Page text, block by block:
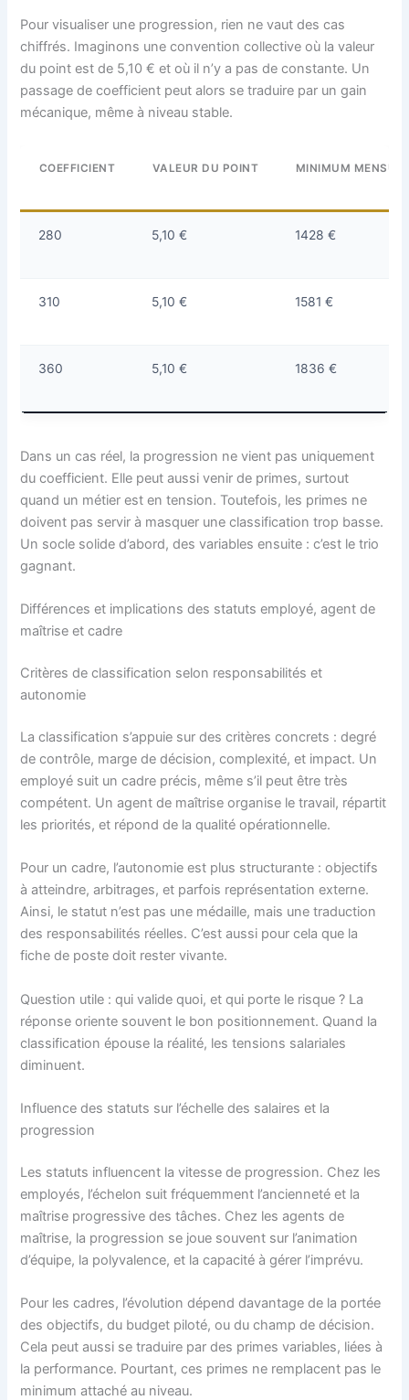
Pour visualiser une progression, rien ne vaut des cas
chiffrés. Imaginons une convention collective où la valeur
du point est de 5,10 € et où il n’y a pas de constante. Un
passage de coefficient peut alors se traduire par un gain
mécanique, même à niveau stable.
COEFFICIENT VALEUR DU POINT MINIMUM
280 5,10 € 1428 €
310 5,10 € 1581 €
360 5,10 € 1836 €
Dans un cas réel, la progression ne vient pas uniquement
du coefficient. Elle peut aussi venir de primes, surtout
quand un métier est en tension. Toutefois, les primes ne
doivent pas servir à masquer une classification trop basse.
Un socle solide d’abord, des variables ensuite : c’est le trio
gagnant.
Différences et implications des statuts employé, agent de
maîtrise et cadre
Critères de classification selon responsabilités et
autonomie
La classification s’appuie sur des critères concrets : degré
de contrôle, marge de décision, complexité, et impact. Un
employé suit un cadre précis, même s’il peut être très
compétent. Un agent de maîtrise organise le travail, répartit
les priorités, et répond de la qualité opérationnelle.
Pour un cadre, l’autonomie est plus structurante : objectifs
à atteindre, arbitrages, et parfois représentation externe.
Ainsi, le statut n’est pas une médaille, mais une traduction
des responsabilités réelles. C’est aussi pour cela que la
fiche de poste doit rester vivante.
Question utile : qui valide quoi, et qui porte le risque ? La
réponse oriente souvent le bon positionnement. Quand la
classification épouse la réalité, les tensions salariales
diminuent.
Influence des statuts sur l’échelle des salaires et la
progression
Les statuts influencent la vitesse de progression. Chez les
employés, l’échelon suit fréquemment l’ancienneté et la
maîtrise progressive des tâches. Chez les agents de
maîtrise, la progression se joue souvent sur l’animation
d’équipe, la polyvalence, et la capacité à gérer l’imprévu.
Pour les cadres, l’évolution dépend davantage de la portée
des objectifs, du budget piloté, ou du champ de décision.
Cela peut aussi se traduire par des primes variables, liées à
la performance. Pourtant, ces primes ne remplacent pas le
minimum attaché au niveau.